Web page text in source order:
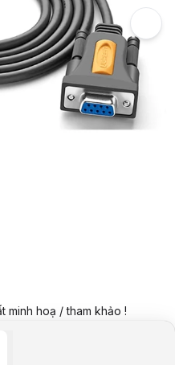
VND / tháng
14.917 VND / tháng
trả góp 0%
âm dài 1,5m Ugreen 20201
là
âm dài 1,5m Ugreen 20201
minh hoạ / tham khảo !